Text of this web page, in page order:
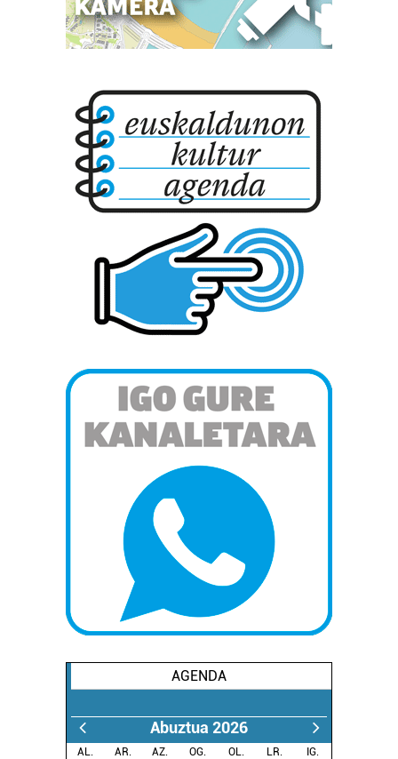
AGENDA
Abuztua 2026
AL. AR. AZ. OG. OL. LR.
IG.